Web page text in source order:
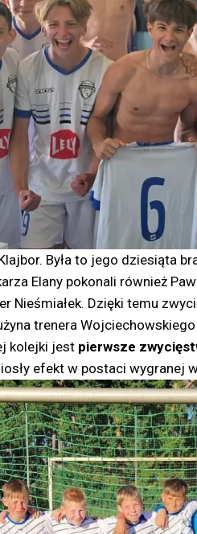
Była to jego dziesiąta
Elany pokonali również
Nieśmiałek. Dzięki temu
trenera
kolejki jest pierwsze
efekt w postaci wygranej